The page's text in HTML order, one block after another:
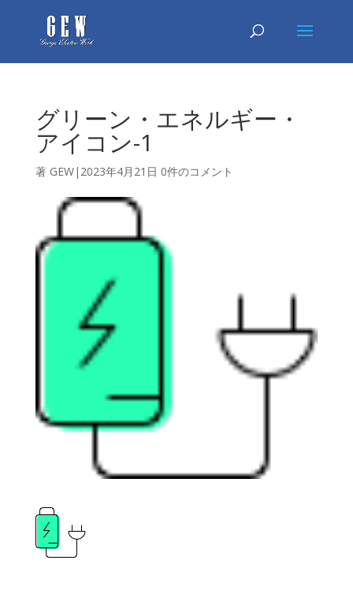
グリーン・エネルギー・
アイコン-1
著 GEW| 2023年4月21 日 0件のコメント